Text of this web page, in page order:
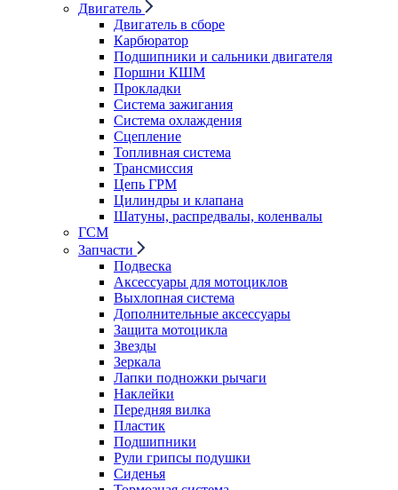
Двигатель
Двигатель в сборе
Карбюратор
Подшипники и сальники двигателя
Поршни КШМ
Прокладки
Система зажигания
Система охлаждения
Сцепление
Топливная система
Трансмиссия
Цепь ГРМ
Цилиндры и клапана
Шатуны, распредвалы, коленвалы
ГСМ
Запчасти
Подвеска
Аксессуары для мотоциклов
Выхлопная система
Дополнительные аксессуары
Защита мотоцикла
Звезды
Зеркала
Лапки подножки рычаги
Наклейки
Передняя вилка
Пластик
Подшипники
Рули грипсы подушки
Сиденья